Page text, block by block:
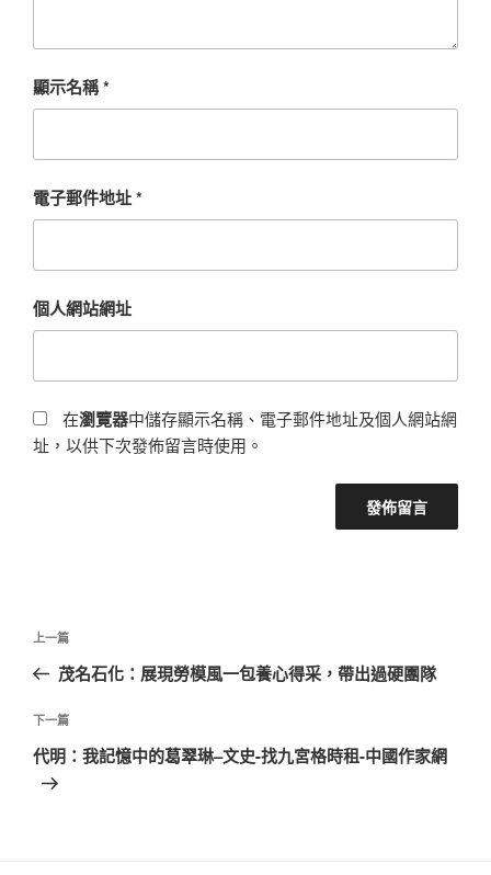
顯示名稱*
電子郵件地址*
個人網站網址
在瀏覽器中儲存顯示名稱、電子郵件地址及個人網站網
址，以供下次發佈留言時使用。
文
導
覽
上
一
文
章
上一篇
茂名石化：展現勞模風一包養心得采，帶出過硬團隊
下
一
下一篇
代明：我記憶中的葛翠琳–文史-找九宮格時租-中國作家網